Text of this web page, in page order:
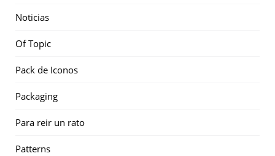
Noticias
Of Topic
Pack de Iconos
Packaging
Para reir un rato
Patterns